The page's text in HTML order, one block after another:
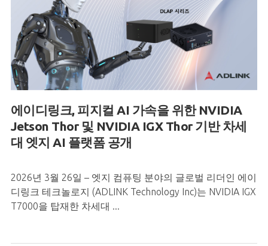
에이디링크, 피지컬 AI 가속을 위한NVIDIA
Jetson Thor 및 NVIDIA IGX Thor기반차세
대 엣지 AI 플랫폼 공개
2026년 3월 26일 – 엣지 컴퓨팅 분야의 글로벌 리더인 에이
디링크 테크놀로지 (ADLINK Technology Inc)는 NVIDIA IGX
T7000을 탑재한 차세대 ...